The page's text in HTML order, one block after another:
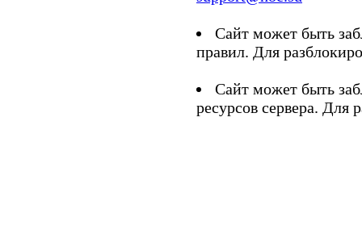
Сайт может быть
правил. Для
Сайт может быть
ресурсов сервера. Для